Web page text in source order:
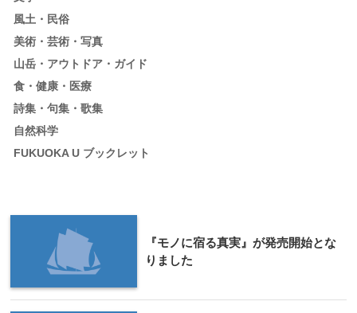
風土・民俗
美術・芸術・写真
山岳・アウトドア・ガイド
食・健康・医療
詩集・句集・歌集
自然科学
FUKUOKA U ブックレット
『モノに宿る真実』が発売開始とな
りました